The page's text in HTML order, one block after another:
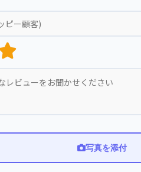
写真を添付